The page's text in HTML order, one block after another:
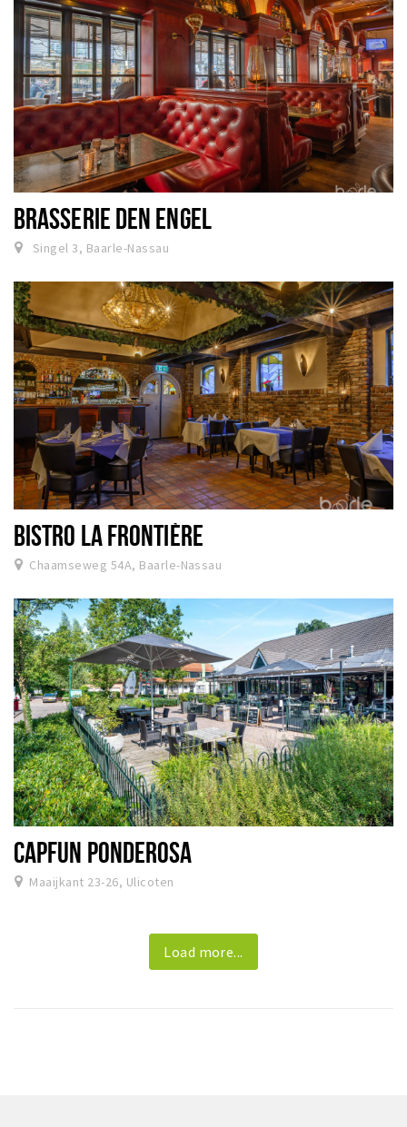
BRASSERIE DEN ENGEL
Singel 3, Baarle-Nassau
BISTRO LA FRONTIÈRE
Chaamseweg 54A, Baarle-Nassau
CAPFUN PONDEROSA
Maaijkant 23-26, Ulicoten
Load more...